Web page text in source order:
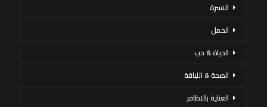
الاسرة
الحمل
الحياة & حب
الصحة & اللياقة
العناية بالاظافر